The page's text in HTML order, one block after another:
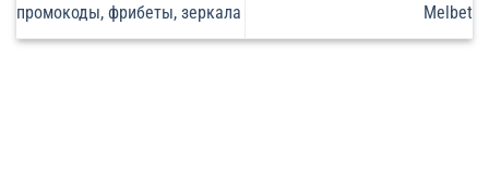
промокоды, фрибеты, зеркала
Melbet